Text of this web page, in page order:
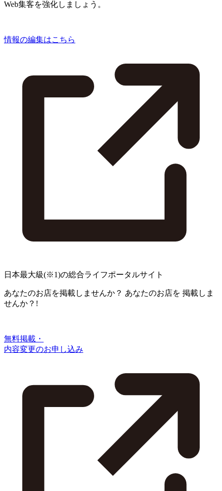
Web集客を強化しましょう。
情報の編集はこちら
日本最大級(※1)の総合ライフポータルサイト
あなたのお店を掲載しませんか？ あなたのお店を 掲載しま
せんか？!
無料掲載・
内容変更のお申し込み